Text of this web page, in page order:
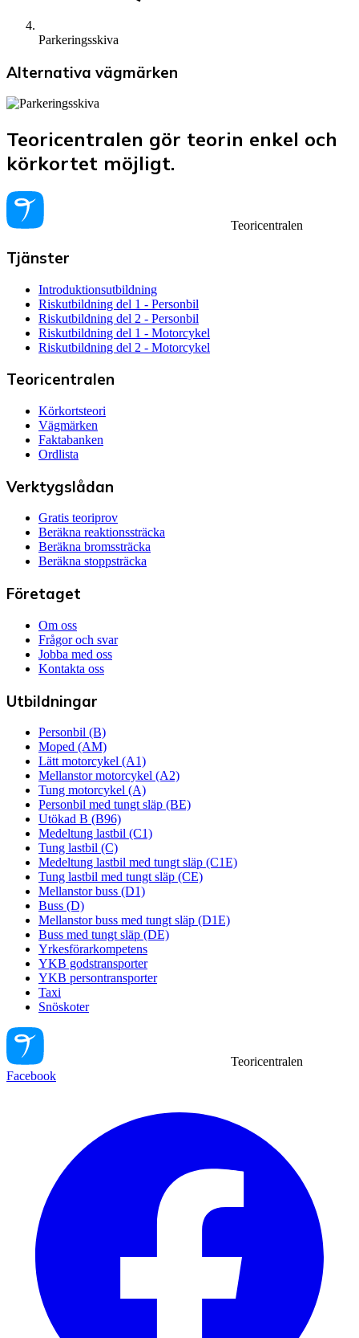
Parkeringsskiva
Alternativa vägmärken
Teoricentralen gör teorin enkel och
körkortet möjligt.
Teoricentralen
Tjänster
Introduktionsutbildning
Riskutbildning del 1 - Personbil
Riskutbildning del 2 - Personbil
Riskutbildning del 1 - Motorcykel
Riskutbildning del 2 - Motorcykel
Teoricentralen
Körkortsteori
Vägmärken
Faktabanken
Ordlista
Verktygslådan
Gratis teoriprov
Beräkna reaktionssträcka
Beräkna bromssträcka
Beräkna stoppsträcka
Företaget
Om oss
Frågor och svar
Jobba med oss
Kontakta oss
Utbildningar
Personbil (B)
Moped (AM)
Lätt motorcykel (A1)
Mellanstor motorcykel (A2)
Tung motorcykel (A)
Personbil med tungt släp (BE)
Utökad B (B96)
Medeltung lastbil (C1)
Tung lastbil (C)
Medeltung lastbil med tungt släp (C1E)
Tung lastbil med tungt släp (CE)
Mellanstor buss (D1)
Buss (D)
Mellanstor buss med tungt släp (D1E)
Buss med tungt släp (DE)
Yrkesförarkompetens
YKB godstransporter
YKB persontransporter
Taxi
Snöskoter
Teoricentralen
Facebook